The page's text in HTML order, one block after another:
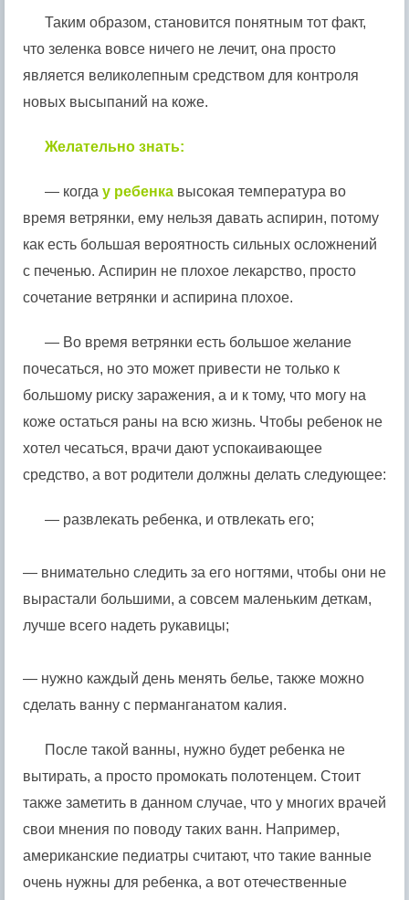
Таким образом, становится понятным тот факт,
что зеленка вовсе ничего не лечит, она просто
является великолепным средством для контроля
новых высыпаний на коже.
Желательно знать:
— когда у ребенка высокая температура во
время ветрянки, ему нельзя давать аспирин, потому
как есть большая вероятность сильных осложнений
с печенью. Аспирин не плохое лекарство, просто
сочетание ветрянки и аспирина плохое.
— Во время ветрянки есть большое желание
почесаться, но это может привести не только к
большому риску заражения, а и к тому, что могу на
коже остаться раны на всю жизнь. Чтобы ребенок не
хотел чесаться, врачи дают успокаивающее
средство, а вот родители должны делать следующее:
— развлекать ребенка, и отвлекать его;
— внимательно следить за его ногтями, чтобы они не
вырастали большими, а совсем маленьким деткам,
лучше всего надеть рукавицы;
— нужно каждый день менять белье, также можно
сделать ванну с перманганатом калия.
После такой ванны, нужно будет ребенка не
вытирать, а просто промокать полотенцем. Стоит
также заметить в данном случае, что у многих врачей
свои мнения по поводу таких ванн. Например,
американские педиатры считают, что такие ванные
очень нужны для ребенка, а вот отечественные